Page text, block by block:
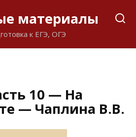
материалы
к ЕГЭ, ОГЭ
10 — На
— Чаплина В.В.